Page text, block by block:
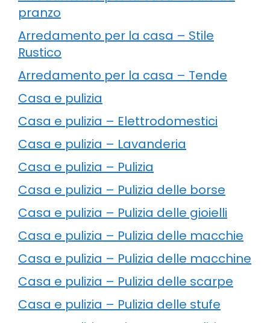
pranzo
Arredamento per la casa – Stile
Rustico
Arredamento per la casa – Tende
Casa e pulizia
Casa e pulizia – Elettrodomestici
Casa e pulizia – Lavanderia
Casa e pulizia – Pulizia
Casa e pulizia – Pulizia delle borse
Casa e pulizia – Pulizia delle gioielli
Casa e pulizia – Pulizia delle macchie
Casa e pulizia – Pulizia delle macchine
Casa e pulizia – Pulizia delle scarpe
Casa e pulizia – Pulizia delle stufe